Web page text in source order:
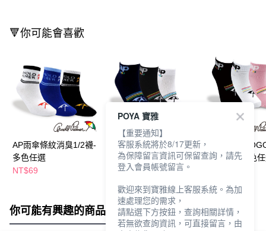
🔻你可能會喜歡
AP雨傘條紋消臭1/2襪-
多色任選
NT$69
AP雨傘經典LOGO消
臭男1/4襪-多色任選
NT$69
AP雨傘經典
臭女1/4襪-多色
你可能有興趣的商品 全站排行
POYA 寶雅
【重要通知】
客服系統將於8/17更新，
為保障留言資訊可保留查詢，請先
登入會員帳號留言。
歡迎來到寶雅線上客服系統。為加
速處理您的需求，
請點選下方按鈕，查詢相關詳情，
若無欲查詢資訊，可直接留言，由